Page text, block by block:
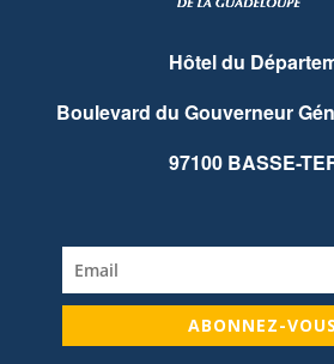
Hôtel du
Boulevard du Gouverneur
97100 BASSE-
ABONNEZ-